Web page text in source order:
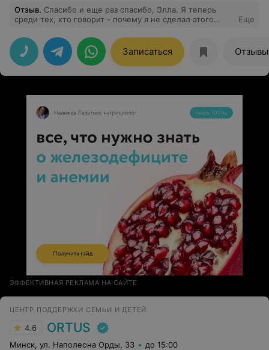
Отзыв. Спасибо и еще раз спасибо, Элла. Я теперь
среди тех, кто говорит - почему я не сделал этого
Никогда бы не подумал, что благодаря "каким то
разговорам" жизнь может стать настолько лучше.
Еще
Записаться Отзывы
ЭФФЕКТИВНАЯ РЕКЛАМА НА САЙТЕ
ЦЕНТР ПОДДЕРЖКИ СЕМЬИ И ДЕТЕЙ
4.6 ORTUS
Минск, ул. Наполеона Орды, 33 до 15:00